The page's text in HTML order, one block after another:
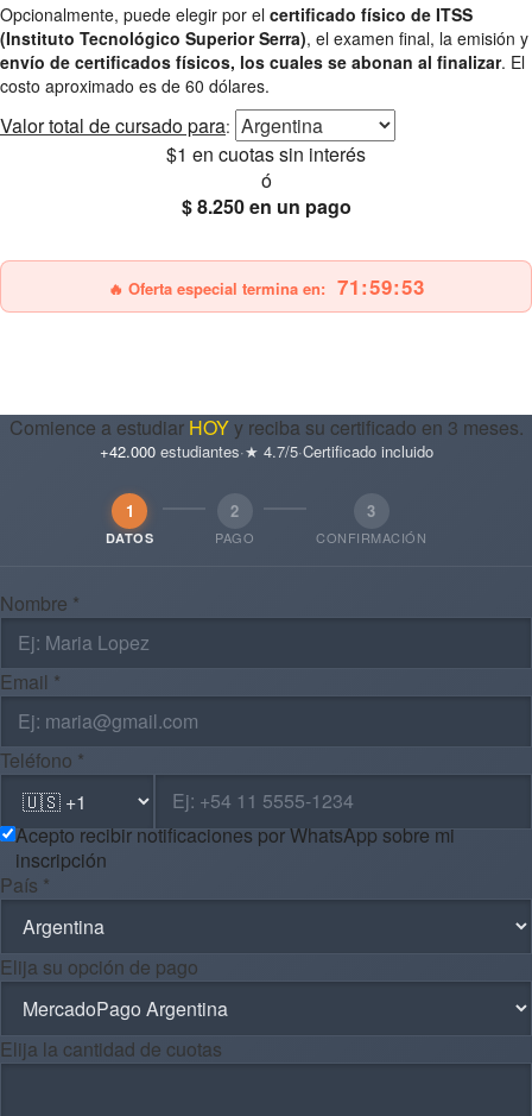
Opcionalmente, puede elegir por el certificado físico de ITSS
(Instituto Tecnológico Superior Serra), el examen final, la emisión y
envío de certificados físicos, los cuales se abonan al finalizar. El
costo aproximado es de 60 dólares.
Valor total de cursado para:
$1 en cuotas sin interés
ó
$ 8.250en un pago
🔥 Oferta especial termina en: 71:59:52
Comience a estudiar HOYy reciba su certificado en 3 meses.
+42.000estudiantes·★ 4.7/5·Certificado incluido
1
DATOS
2
PAGO
3
CONFIRMACIÓN
Nombre *
Email *
Teléfono *
Acepto recibir notificaciones por WhatsApp sobre mi
inscripción
País *
Elija su opción de pago
Elija la cantidad de cuotas